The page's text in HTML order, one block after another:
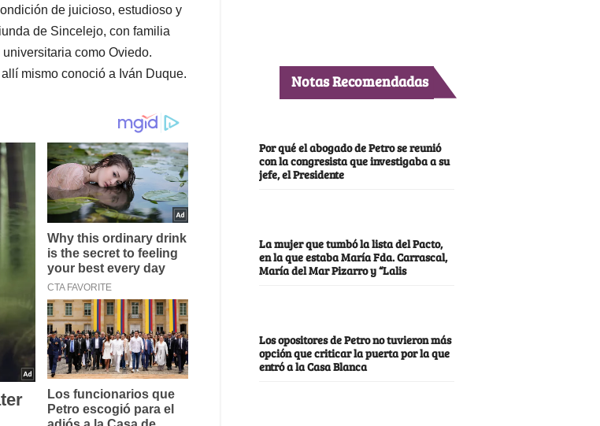
de juicioso, estudioso y
de Sincelejo, con familia
como Oviedo.
mismo conoció a Iván Duque.
Notas Recomendadas
Por qué el abogado de Petro se reunió
con la congresista que investigaba a su
jefe, el Presidente
La mujer que tumbó la lista del Pacto,
en la que estaba María Fda. Carrascal,
María del Mar Pizarro y “Lalis
Los opositores de Petro no tuvieron más
opción que criticar la puerta por la que
entró a la Casa Blanca